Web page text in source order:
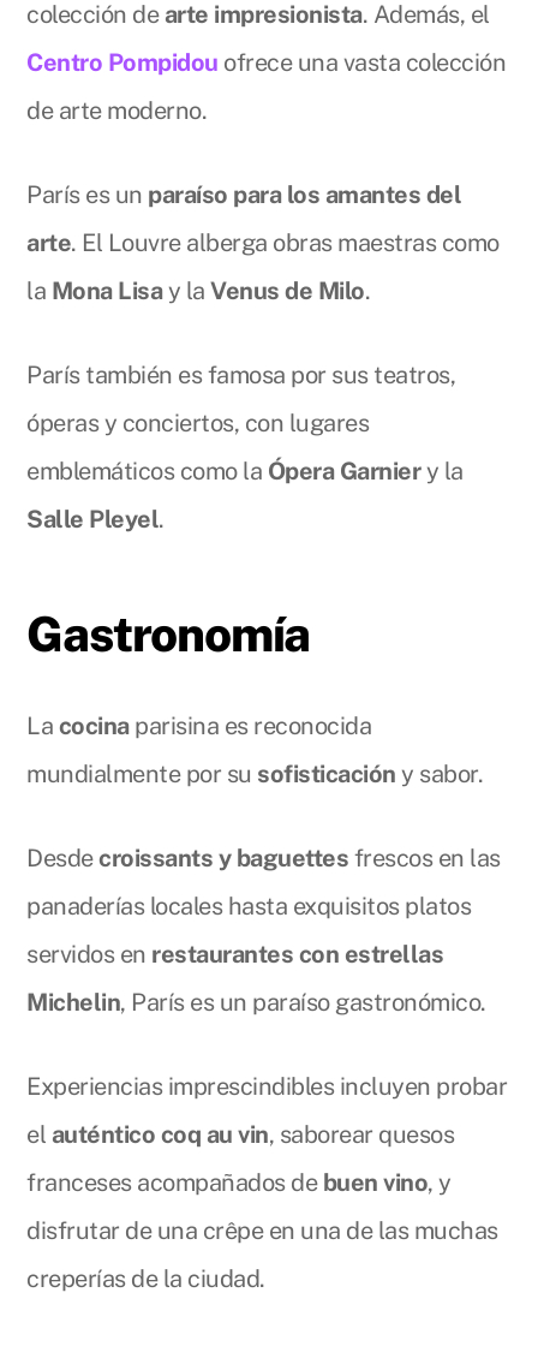
colección de arte impresionista. Además, el
Centro Pompidou ofrece una vasta colección
de arte moderno.
París es un paraíso para los amantes del
arte. El Louvre alberga obras maestras como
la Mona Lisay laVenus de Milo.
París también es famosa por sus teatros,
óperas y conciertos, con lugares
emblemáticos como la Ópera Garniery la
Salle Pleyel.
Gastronomía
La cocina parisina es reconocida
mundialmente por su sofisticacióny sabor.
Desdecroissants y baguettes frescos en las
panaderías locales hasta exquisitos platos
servidos en restaurantes con estrellas
Michelin, París es un paraíso gastronómico.
Experiencias imprescindibles incluyen probar
el auténtico coq au vin, saborear quesos
franceses acompañados de buen vino, y
disfrutar de una crêpe en una de las muchas
creperías de la ciudad.